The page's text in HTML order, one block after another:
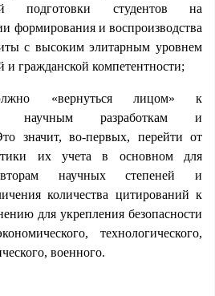
подготовки студентов на
формирования и воспроизводства
с высоким элитарным уровнем
и гражданской компетентности;
«вернуться лицом» к
научным разработкам и
значит, во-первых, перейти от
их учета в основном для
научных степеней и
количества цитирований к
для укрепления безопасности
технологического,
военного.